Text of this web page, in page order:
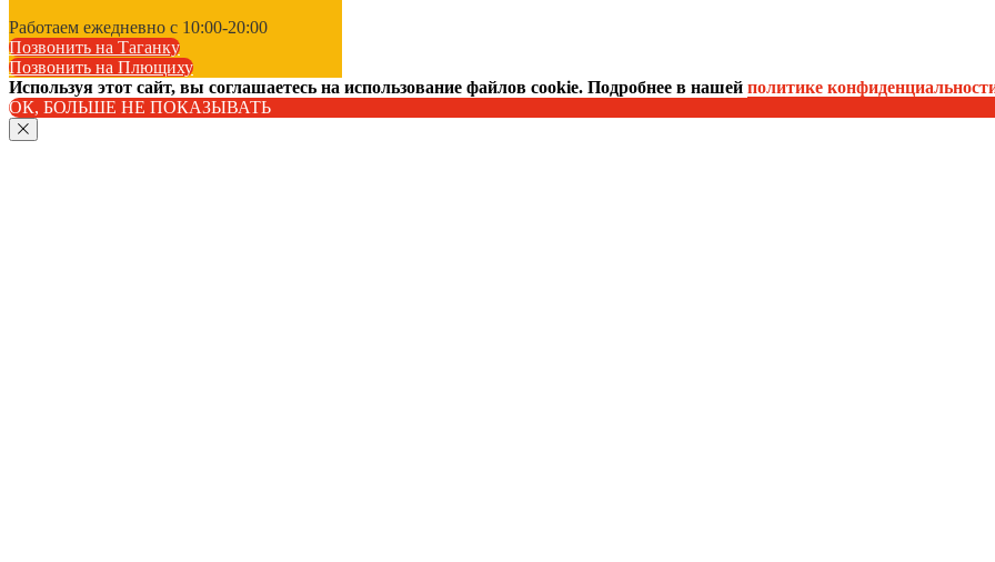
Работаем ежедневно с 10:00-20:00
Позвонить на Таганку
Позвонить на Плющиху
Используя этот сайт, вы соглашаетесь на использование файлов cookie. Подробнее в нашей политике
ОК, БОЛЬШЕ НЕ ПОКАЗЫВАТЬ